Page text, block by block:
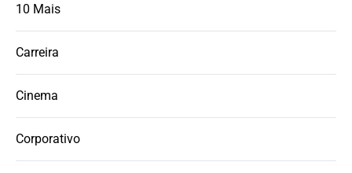
10 Mais
Carreira
Cinema
Corporativo